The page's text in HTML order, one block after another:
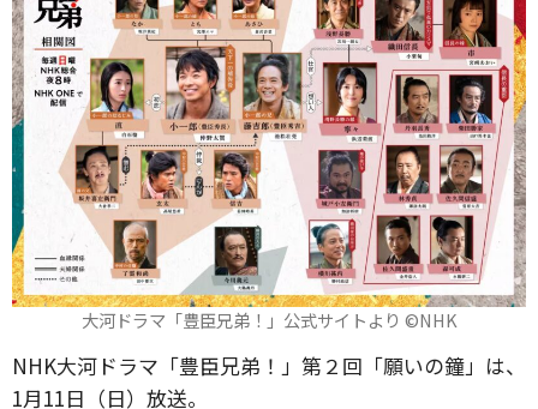
大河ドラマ「豊臣兄弟！」公式サイトより ©️NHK
NHK大河ドラマ「豊臣兄弟！」第２回「願いの鐘」は、
1月11日（日）放送。